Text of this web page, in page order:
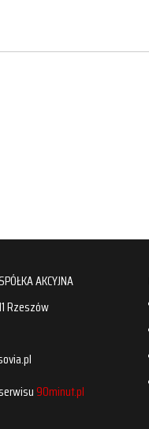
AKCYJNA
Rzeszów
90minut.pl